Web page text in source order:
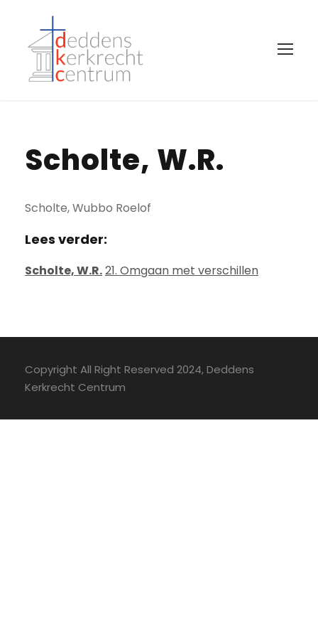
Scholte, W.R.
Scholte, Wubbo Roelof
Lees verder:
Scholte, W.R.21. Omgaan met verschillen
Copyright All Right Reserved 2024, Deddens
Kerkrecht Centrum